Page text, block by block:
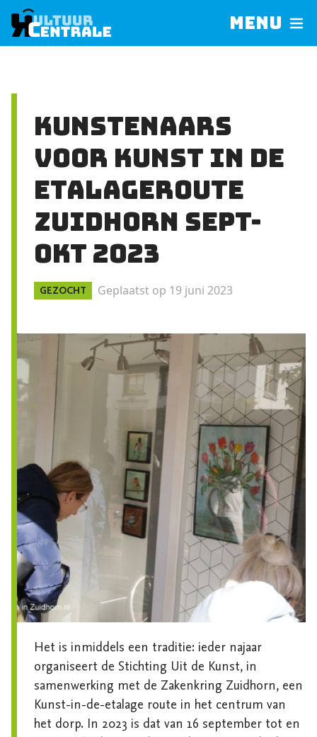
Menu
Kunstenaars
voor Kunst in de
etalageroute
Zuidhorn sept-
okt 2023
GEZOCHT Geplaatst op 19 juni 2023
Het is inmiddels een traditie: ieder najaar
organiseert de Stichting Uit de Kunst, in
samenwerking met de Zakenkring Zuidhorn, een
Kunst-in-de-etalage route in het centrum van
het dorp. In 2023 is dat van 16 september tot en